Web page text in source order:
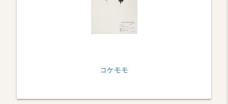
コケモモ